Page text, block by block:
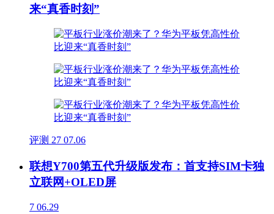
来“真香时刻”
评测 27 07.06
联想Y700第五代升级版发布：首支持SIM卡独
立联网+OLED屏
7 06.29